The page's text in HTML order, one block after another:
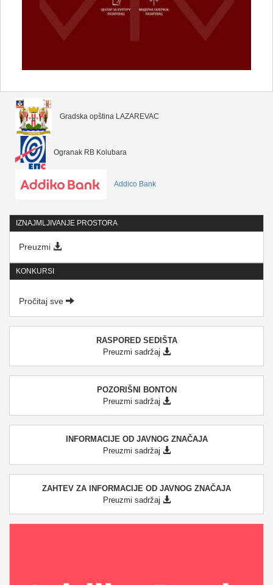
Gradska opština LAZAREVAC
Ogranak RB Kolubara
Addico Bank
IZNAJMLJIVANJE PROSTORA
Preuzmi
KONKURSI
Pročitaj sve
RASPORED SEDIŠTA
Preuzmi sadržaj
POZORIŠNI BONTON
Preuzmi sadržaj
INFORMACIJE OD JAVNOG ZNAČAJA
Preuzmi sadržaj
ZAHTEV ZA INFORMACIJE OD JAVNOG ZNAČAJA
Preuzmi sadržaj